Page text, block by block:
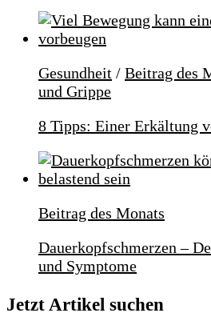
Gesundheit / Beitrag des
und Grippe
8 Tipps: Einer Erkältung
Beitrag des Monats
Dauerkopfschmerzen –
und Symptome
Jetzt Artikel suchen